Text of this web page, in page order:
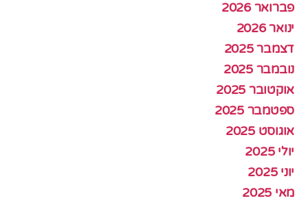
פברואר 2026
ינואר 2026
דצמבר 2025
נובמבר 2025
אוקטובר 2025
ספטמבר 2025
אוגוסט 2025
יולי 2025
יוני 2025
מאי 2025